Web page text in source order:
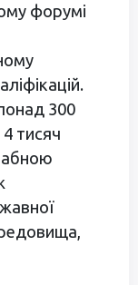
форумі
300
тисяч